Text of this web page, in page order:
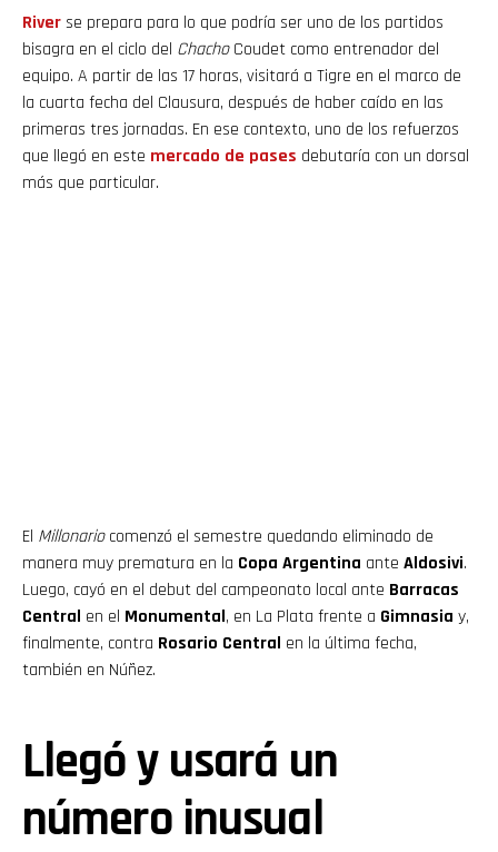
Riverse prepara para lo que podría ser uno de los partidos
bisagra en el ciclo del ChachoCoudet como entrenador del
equipo. A partir de las 17 horas, visitará a Tigre en el marco de
la cuarta fecha del Clausura, después de haber caído en las
primeras tres jornadas. En ese contexto, uno de los refuerzos
que llegó en este mercado de pases debutaría con un dorsal
más que particular.
El Millonariocomenzó el semestre quedando eliminado de
manera muy prematura en la Copa Argentina ante Aldosivi.
Luego, cayó en el debut del campeonato local ante Barracas
Central en el Monumental, en La Plata frente a Gimnasia y,
finalmente, contra Rosario Central en la última fecha,
también en Núñez.
Llegó y usará un
número inusual